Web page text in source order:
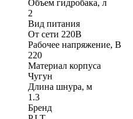
Объем гидробака, л
2
Вид питания
От сети 220В
Рабочее напряжение, В
220
Материал корпуса
Чугун
Длина шнура, м
1.3
Бренд